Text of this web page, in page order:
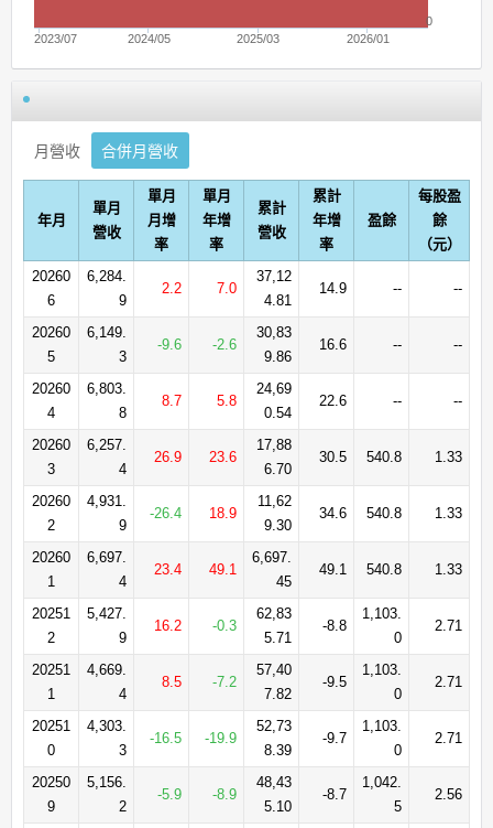
2023/07 2024/05 2025/03 2026/01
0
月營收 合併月營收
年月
單月
營收
單月
月增
率
單月
年增
率
累計
營收
累計
年增
率
盈餘
每股盈
餘
（元）
20260
6
6,284.
9
2.2 7.0
37,12
4.81
14.9 -- --
20260
5
6,149.
3
-9.6 -2.6
30,83
9.86
16.6 -- --
20260
4
6,803.
8
8.7 5.8
24,69
0.54
22.6 -- --
20260
3
6,257.
4
26.9 23.6
17,88
6.70
30.5 540.8 1.33
20260
2
4,931.
9
-26.4 18.9
11,62
9.30
34.6 540.8 1.33
20260
1
6,697.
4
23.4 49.1
6,697.
45
49.1 540.8 1.33
20251
2
5,427.
9
16.2 -0.3
62,83
5.71
-8.8
1,103.
0
2.71
20251
1
4,669.
4
8.5 -7.2
57,40
7.82
-9.5
1,103.
0
2.71
20251
0
4,303.
3
-16.5 -19.9
52,73
8.39
-9.7
1,103.
0
2.71
20250
9
5,156.
2
-5.9 -8.9
48,43
5.10
-8.7
1,042.
5
2.56